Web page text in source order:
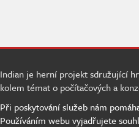
Indian je herní projekt sdružující
kolem témat o počítačových a
Při poskytování služeb nám
Používáním webu vyjadřujete